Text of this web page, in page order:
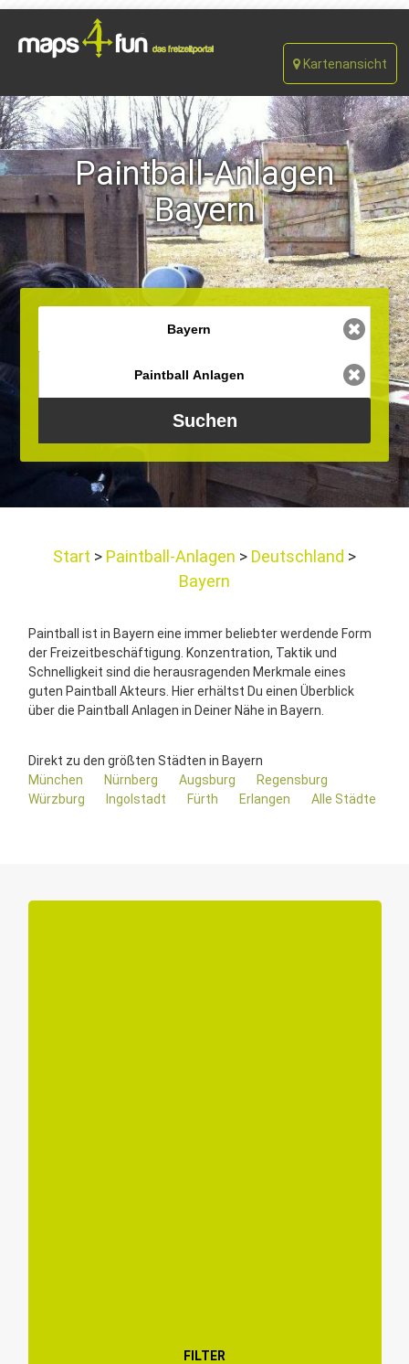
Kartenansicht
Paintball-Anlagen
Bayern
Start Paintball-Anlagen
Deutschland
Bayern
Paintball ist in Bayern eine immer beliebter werdende Form
der Freizeitbeschäftigung. Konzentration, Taktik und
Schnelligkeit sind die herausragenden Merkmale eines
guten Paintball Akteurs. Hier erhältst Du einen Überblick
über die Paintball Anlagen in Deiner Nähe in Bayern.
Direkt zu den größten Städten in Bayern
München
Nürnberg Augsburg
Regensburg
Würzburg
Ingolstadt Fürth Erlangen Alle Städte
FILTER